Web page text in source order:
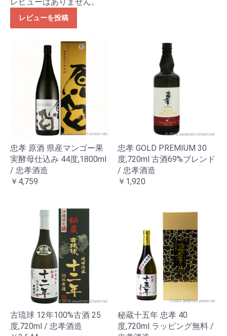
レビューを投稿
忠孝 原酒 県産マンゴー果
実酵母仕込み 44度,1800ml
/ 忠孝酒造
￥4,759
忠孝 GOLD PREMIUM 30
度,720ml 古酒69%ブレンド
/ 忠孝酒造
￥1,920
古琉球 12年100%古酒 25
度,720ml / 忠孝酒造
秘蔵十五年 忠孝 40
度,720ml ラッピング無料 /